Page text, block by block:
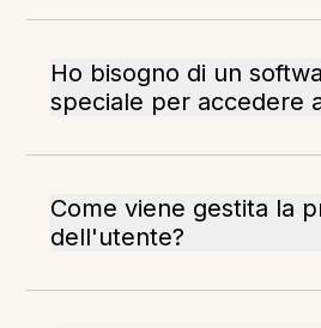
Ho bisogno di un
speciale per accedere
Come viene gestita la
dell'utente?